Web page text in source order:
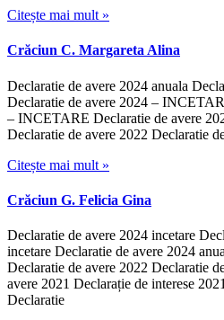
Citește mai mult »
Crăciun C. Margareta Alina
Declaratie de avere 2024 anuala
Declaratie de avere 2024 –
– INCETARE Declaratie de avere
Declaratie de avere 2022 Declaratie
Citește mai mult »
Crăciun G. Felicia Gina
Declaratie de avere 2024 incetare
incetare Declaratie de avere 2024
Declaratie de avere 2022 Declaratie
avere 2021 Declarație de interese
Declaratie